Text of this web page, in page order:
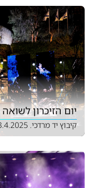
יום הזיכרון לשואה 2025
קיבוץ יד מרדכי. 23.4.2025